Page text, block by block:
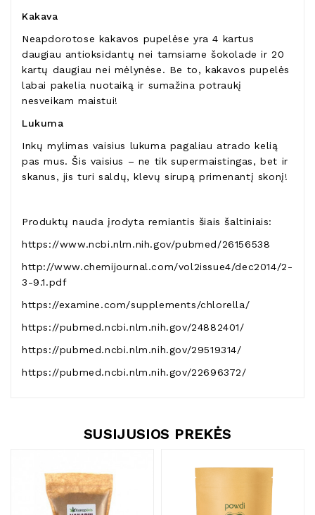
Kakava
Neapdorotose kakavos pupelėse yra 4 kartus
daugiau antioksidantų nei tamsiame šokolade ir 20
kartų daugiau nei mėlynėse. Be to, kakavos pupelės
labai pakelia nuotaiką ir sumažina potraukį
nesveikam maistui!
Lukuma
Inkų mylimas vaisius lukuma pagaliau atrado kelią
pas mus. Šis vaisius – ne tik supermaistingas, bet ir
skanus, jis turi saldų, klevų sirupą primenantį skonį!
Produktų nauda įrodyta remiantis šiais šaltiniais:
https://www.ncbi.nlm.nih.gov/pubmed/26156538
http://www.chemijournal.com/vol2issue4/dec2014/2-
3-9.1.pdf
https://examine.com/supplements/chlorella/
https://pubmed.ncbi.nlm.nih.gov/24882401/
https://pubmed.ncbi.nlm.nih.gov/29519314/
https://pubmed.ncbi.nlm.nih.gov/22696372/
SUSIJUSIOS PREKĖS